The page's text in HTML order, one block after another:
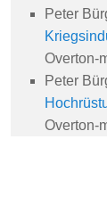
Peter
Overton-
Peter
Overton-